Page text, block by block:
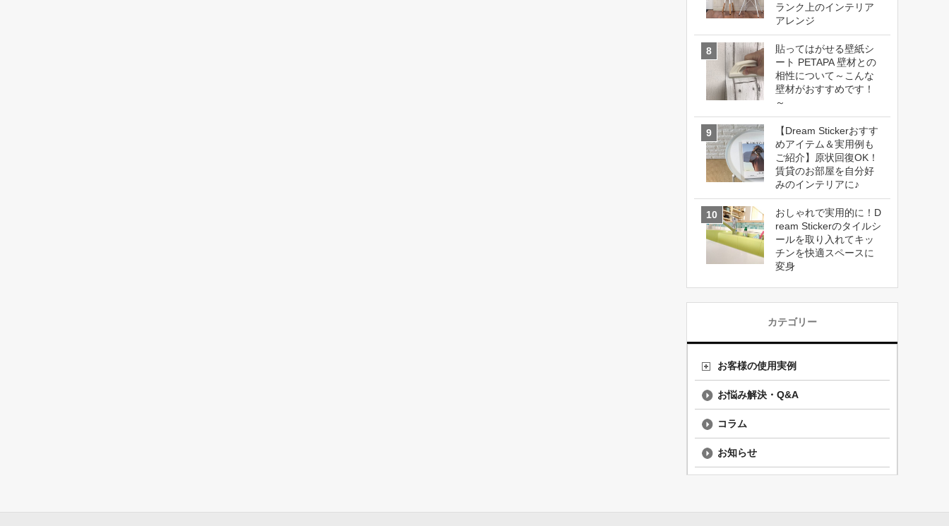
ランク上のインテリア
アレンジ
貼ってはがせる壁紙シ
ート PETAPA 壁材との
相性について～こんな
壁材がおすすめです！
～
【Dream Stickerおすす
めアイテム＆実用例も
ご紹介】原状回復OK！
賃貸のお部屋を自分好
みのインテリアに♪
おしゃれで実用的に！D
ream Stickerのタイルシ
ールを取り入れてキッ
チンを快適スペースに
変身
カテゴリー
お客様の使用実例
お悩み解決・Q&A
コラム
お知らせ